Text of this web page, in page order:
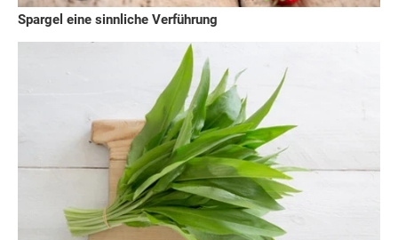
Spargel eine sinnliche Verführung